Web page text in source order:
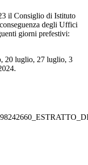
il Consiglio di Istituto
degli Uffici
giorni prefestivi:
20 luglio, 27 luglio, 3